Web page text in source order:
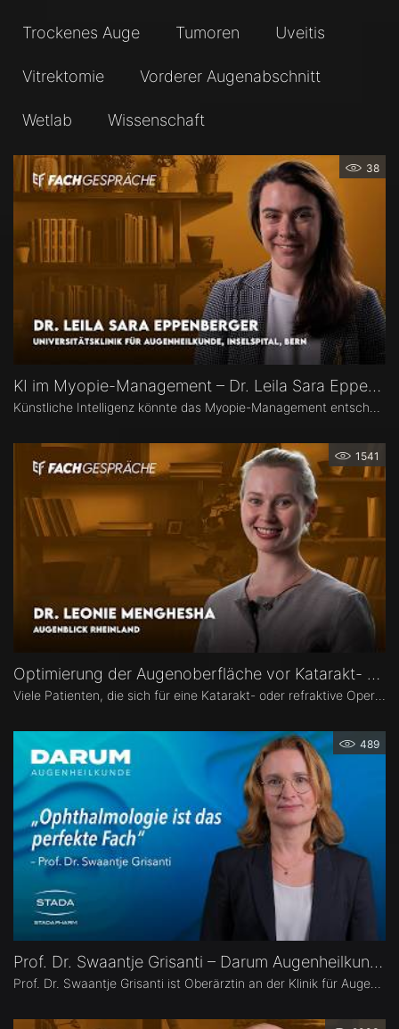
Trockenes Auge Tumoren Uveitis
Vitrektomie Vorderer Augenabschnitt
Wetlab Wissenschaft
38
KI im Myopie-Management – Dr. Leila Sara Eppenberger
1541
Optimierung der Augenoberfläche vor Katarakt- und Refraktiver Operation – Dr. Leonie Menghesha
489
Prof. Dr. Swaantje Grisanti – Darum Augenheilkunde